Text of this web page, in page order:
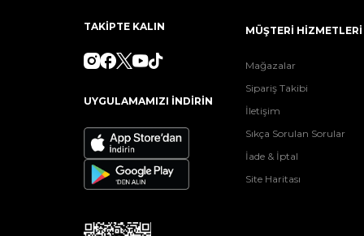
TAKİPTE KALIN
UYGULAMAMIZI İNDİRİN
MÜŞTERİ HİZMETLERİ
Mağazalar
Sipariş Takibi
İletişim
Sıkça Sorulan Sorular
İade & İptal
Site Haritası